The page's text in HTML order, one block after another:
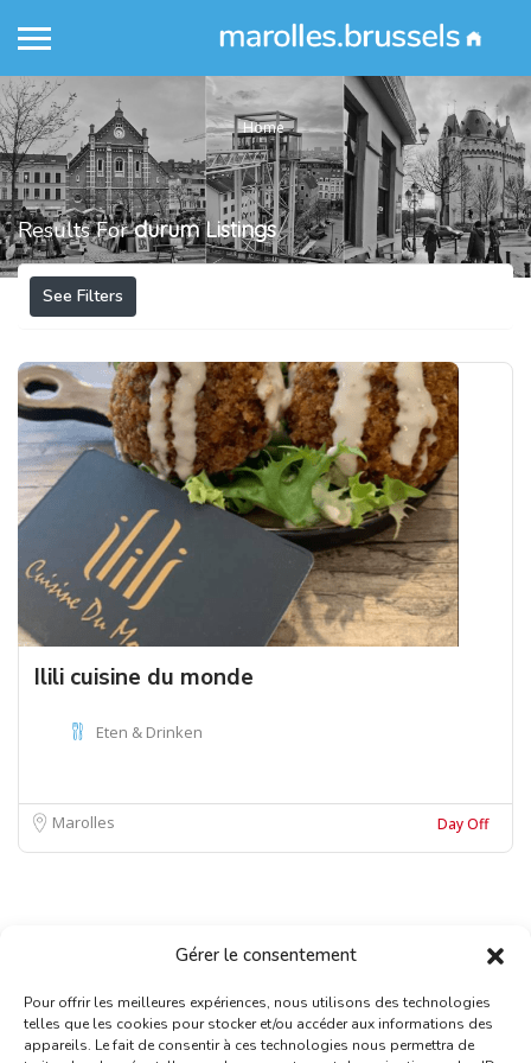
Gérer le consentement
Pour offrir les meilleures expériences, nous utilisons des technologies
telles que les cookies pour stocker et/ou accéder aux informations des
appareils. Le fait de consentir à ces technologies nous permettra de
Home
Results Fordurum Listings
See Filters
Ilili cuisine du monde
Eten & Drinken
Marolles Day Off